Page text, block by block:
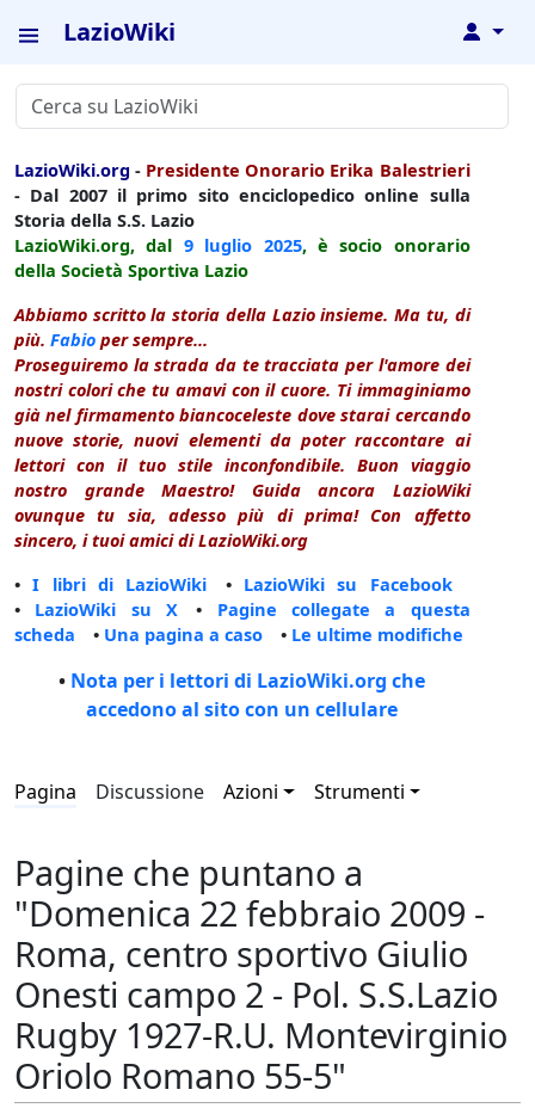
LazioWiki ↓
LazioWiki.org - Presidente Onorario Erika Balestrieri
- Dal 2007 il primo sito enciclopedico online sulla
Storia della S.S. Lazio
LazioWiki.org, dal 9 luglio 2025, è socio onorario
della Società Sportiva Lazio
Abbiamo scritto la storia della Lazio insieme. Ma tu, di
più. Fabio per sempre...
Proseguiremo la strada da te tracciata per l'amore dei
nostri colori che tu amavi con il cuore. Ti immaginiamo
già nel firmamento biancoceleste dove starai cercando
nuove storie, nuovi elementi da poter raccontare ai
lettori con il tuo stile inconfondibile. Buon viaggio
nostro grande Maestro! Guida ancora LazioWiki
ovunque tu sia, adesso più di prima! Con affetto
sincero, i tuoi amici di LazioWiki.org
•I libri di LazioWiki • LazioWiki su Facebook
• LazioWiki su X • Pagine collegate a questa
scheda • Una pagina a caso • Le ultime modifiche
• Nota per i lettori di LazioWiki.org che
accedono al sito con un cellulare
Pagina Discussione Azioni Strumenti
Pagine che puntano a
"Domenica 22 febbraio 2009 -
Roma, centro sportivo Giulio
Onesti campo 2 - Pol. S.S.Lazio
Rugby 1927-R.U. Montevirginio
Oriolo Romano 55-5"